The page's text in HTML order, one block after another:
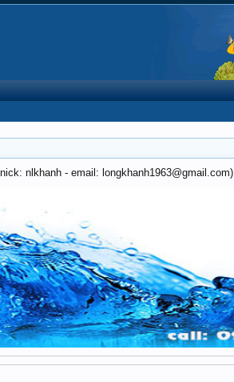
nlkhanh - email: longkhanh1963@gmail.com)